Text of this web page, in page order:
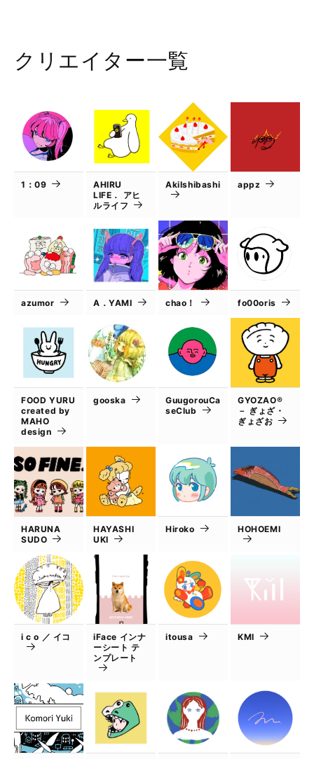
クリエイター一覧
1：09
AHIRU
LIFE． アヒ
ルライフ
AkiIshibashi appz
azumor A．YAMI chao！ fo00oris
FOOD YURU
created by
MAHO
design
gooska
GuugorouCa
seClub
GYOZAO®
－ ぎょざ・
ぎょざお
HARUNA
SUDO
HAYASHI
UKI
Hiroko HOHOEMI
i c o ／ イコ
iFace インナ
ーシート テ
ンプレート
itousa KMI